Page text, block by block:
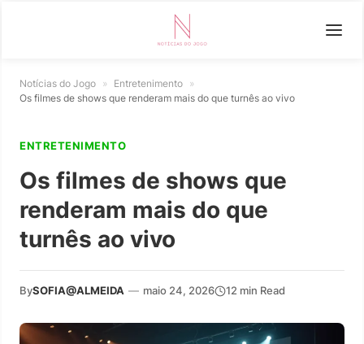
Notícias do Jogo » Entretenimento »
Os filmes de shows que renderam mais do que turnês ao vivo
ENTRETENIMENTO
Os filmes de shows que
renderam mais do que
turnês ao vivo
BySOFIA@ALMEIDA — maio 24, 2026 12 min Read